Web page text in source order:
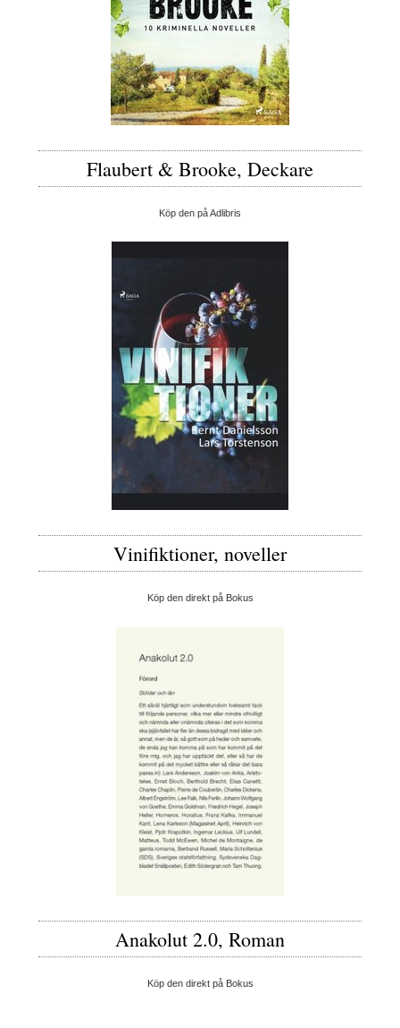
Flaubert & Brooke, Deckare
Köp den på Adlibris
Vinifiktioner, noveller
Köp den direkt på Bokus
Anakolut 2.0, Roman
Köp den direkt på Bokus